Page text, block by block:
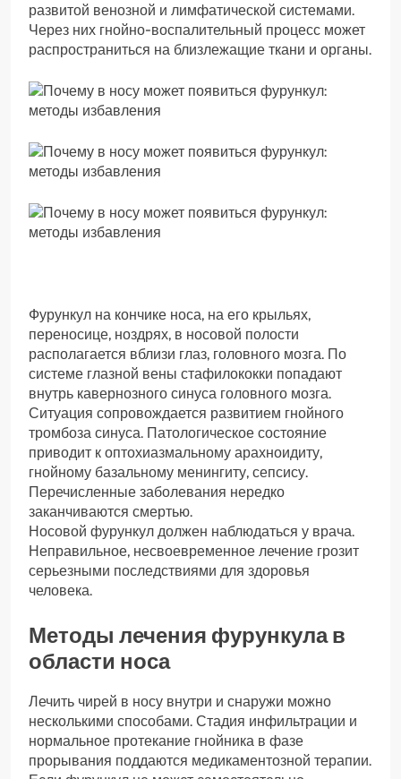
развитой венозной и лимфатической системами.
Через них гнойно-воспалительный процесс может
распространиться на близлежащие ткани и органы.
Фурункул на кончике носа, на его крыльях,
переносице, ноздрях, в носовой полости
располагается вблизи глаз, головного мозга. По
системе глазной вены стафилококки попадают
внутрь кавернозного синуса головного мозга.
Ситуация сопровождается развитием гнойного
тромбоза синуса. Патологическое состояние
приводит к оптохиазмальному арахноидиту,
гнойному базальному менин­гиту, сепсису.
Перечисленные заболевания нередко
заканчиваются смертью.
Носовой фурункул должен наблюдаться у врача.
Неправильное, несвоевременное лечение грозит
серьезными последствиями для здоровья
человека.
Методы лечения фурункула в
области носа
Лечить чирей в носу внутри и снаружи можно
несколькими способами. Стадия инфильтрации и
нормальное протекание гнойника в фазе
прорывания поддаются медикаментозной терапии.